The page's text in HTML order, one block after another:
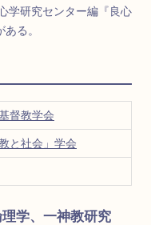
学研究センター編『良心
る。
督教学会
教と社会」学会
学、一神教研究